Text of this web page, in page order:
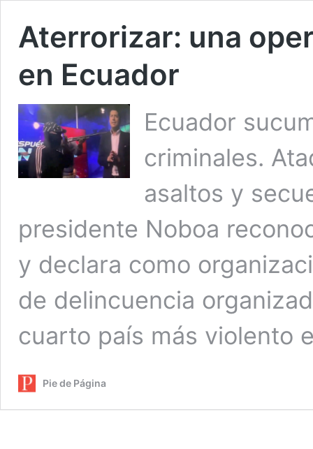
Aterrorizar: una
en Ecuador
Ecuador
criminales.
asaltos y
presidente Noboa
y declara como
de delincuencia
cuarto país más violento
Pie de Página